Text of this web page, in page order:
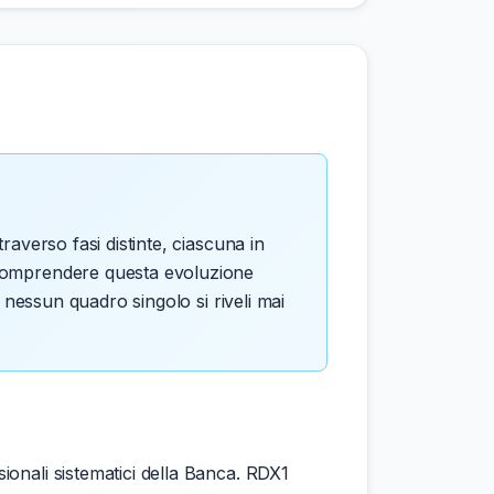
fasi distinte, ciascuna in
questa evoluzione
quadro singolo si riveli mai
sistematici della Banca. RDX1